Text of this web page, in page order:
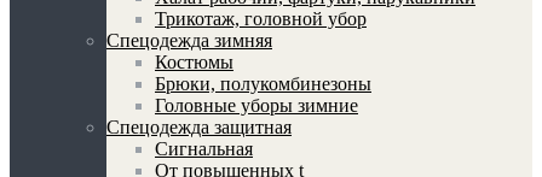
Трикотаж, головной убор
Спецодежда зимняя
Костюмы
Брюки, полукомбинезоны
Головные уборы зимние
Спецодежда защитная
Сигнальная
От повышенных t